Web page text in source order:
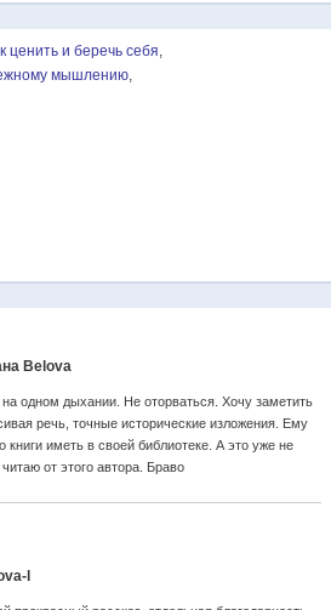
ценить и беречь себя
мышлению
Belova
одном дыхании. Не оторваться. Хочу заметить
речь, точные исторические изложения. Ему
книги иметь в своей библиотеке. А это уже не
от этого автора. Браво
l